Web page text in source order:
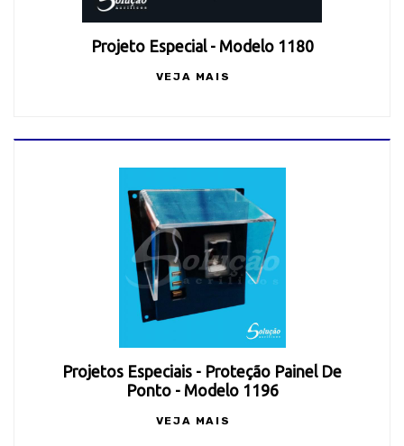
Projeto Especial - Modelo 1180
VEJA MAIS
Projetos Especiais - Proteção Painel De
Ponto - Modelo 1196
VEJA MAIS